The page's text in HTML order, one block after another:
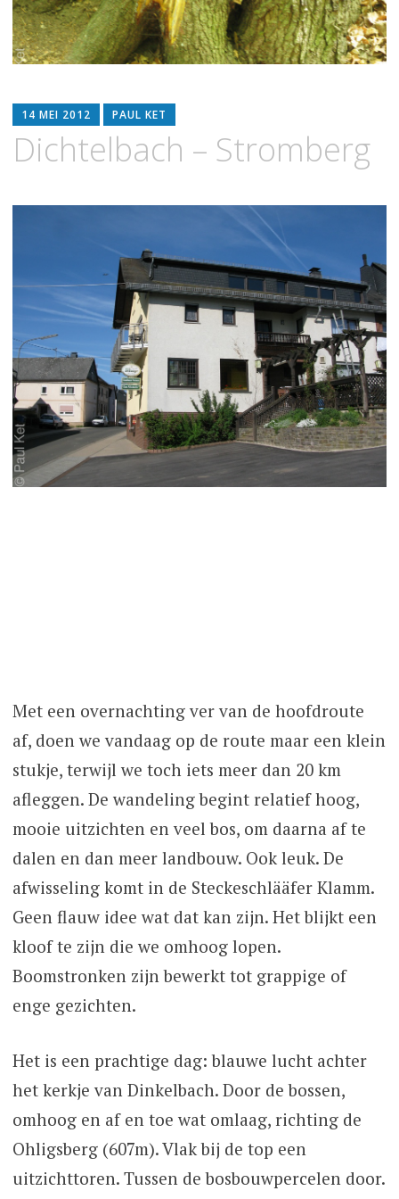
14 MEI 2012 PAUL KET
Dichtelbach – Stromberg
Met een overnachting ver van de hoofdroute
af, doen we vandaag op de route maar een klein
stukje, terwijl we toch iets meer dan 20 km
afleggen. De wandeling begint relatief hoog,
mooie uitzichten en veel bos, om daarna af te
dalen en dan meer landbouw. Ook leuk. De
afwisseling komt in de Steckeschlääfer Klamm.
Geen flauw idee wat dat kan zijn. Het blijkt een
kloof te zijn die we omhoog lopen.
Boomstronken zijn bewerkt tot grappige of
enge gezichten.
Het is een prachtige dag: blauwe lucht achter
het kerkje van Dinkelbach. Door de bossen,
omhoog en af en toe wat omlaag, richting de
Ohligsberg (607m). Vlak bij de top een
uitzichttoren. Tussen de bosbouwpercelen door.